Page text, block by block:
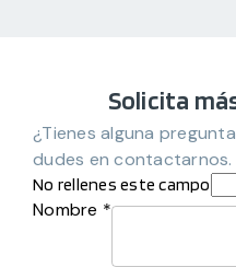
Solicita
¿Tienes alguna
dudes en contactarnos.
No rellenes este campo
Nombre *